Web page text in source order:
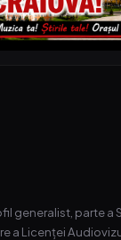
generalist, parte a
a Licenței